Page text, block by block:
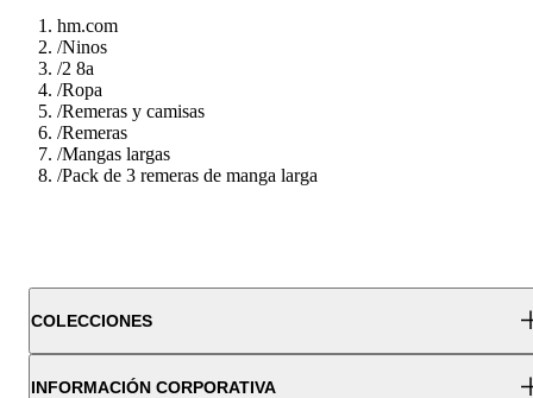
hm.com
/Ninos
/2 8a
/Ropa
/Remeras y camisas
/Remeras
/Mangas largas
/Pack de 3 remeras de manga larga
COLECCIONES
INFORMACIÓN CORPORATIVA